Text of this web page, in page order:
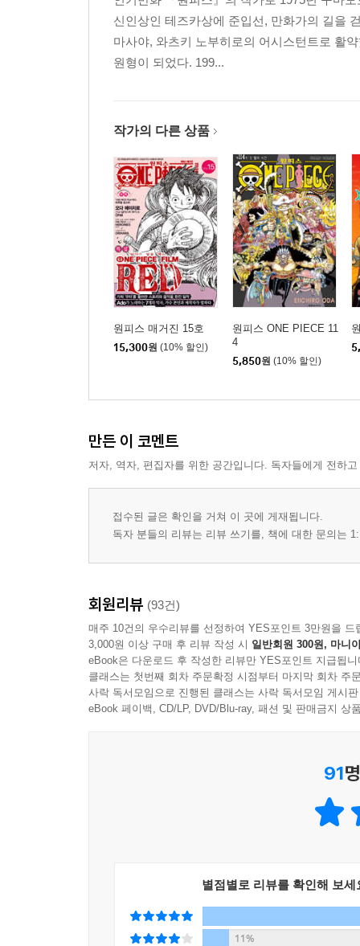
신인상인 테즈카상에 준입선, 만화가의 길을
마사야, 와츠키 노부히로의 어시스턴트로 활
원형이 되었다. 199...
작가의 다른 상품
원피스 매거진 15호
15,300원 (10% 할인)
원피스 ONE PIECE 11
4
5,850원 (10% 할인)
만든 이 코멘트
저자, 역자, 편집자를 위한 공간입니다. 독자들에게 전하
접수된 글은 확인을 거쳐 이 곳에 게재됩니다.
독자 분들의 리뷰는 리뷰 쓰기를, 책에 대한 문의는
회원리뷰 (93건)
매주 10건의 우수리뷰를 선정하여 YES포인트 3만원을 드
3,000원 이상 구매 후 리뷰 작성 시 일반회원 300원, 마니
eBook은 다운로드 후 작성한 리뷰만 YES포인트 지급됩니
클래스는 첫번째 회차 주문확정 시점부터 마지막 회차 주
사락 독서모임으로 진행된 클래스는 사락 독서모임 게시
eBook 페이백, CD/LP, DVD/Blu-ray, 패션 및 판매금지 상
91
별점별로 리뷰를 확인해 보세
11%